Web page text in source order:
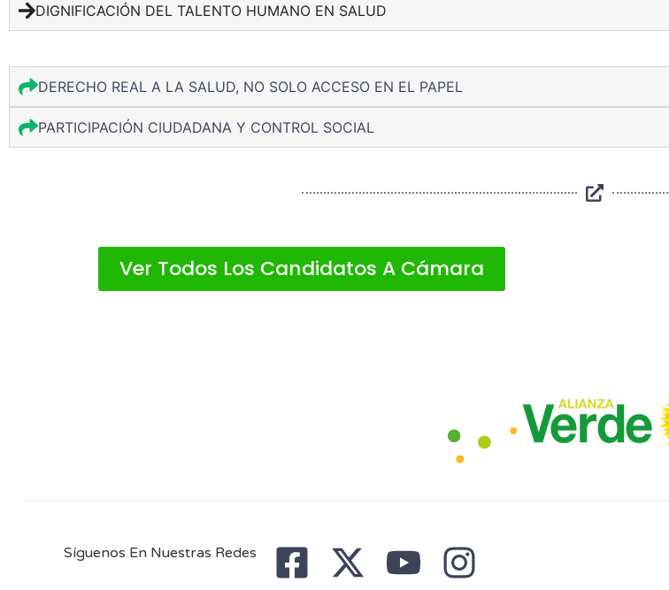
DIGNIFICACIÓN DEL TALENTO HUMANO EN SALUD
DERECHO REAL A LA SALUD, NO SOLO ACCESO EN EL PAPEL
PARTICIPACIÓN CIUDADANA Y CONTROL SOCIAL
Ver Todos Los Candidatos A Cámara
Síguenos En Nuestras Redes